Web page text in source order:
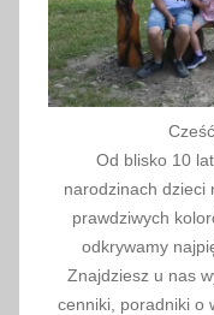
Od blisko 10
narodzinach dzieci
prawdziwych
odkrywamy
Znajdziesz u nas
cenniki, poradniki o